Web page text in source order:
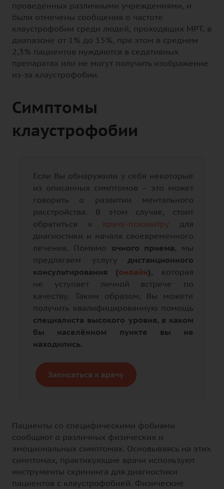
проведенных различными учреждениями, и
были отмечены сообщения о частоте
клаустрофобии среди людей, проходящих МРТ, в
диапазоне от 1% до 15%, при этом в среднем
2,3% пациентов нуждаются в седативных
препаратах или не могут получить изображение
из-за клаустрофобии.
Симптомы
клаустрофобии
Если Вы обнаружили у себя некоторые
из описанных симптомов – это может
говорить о развитии ментального
расстройства. В этом случае, стоит
обратиться к врачу-психиатру для
диагностики и начала своевременного
лечения. Помимо очного приема, мы
предлагаем услугу дистанционного
консультирования (онлайн), которая
не уступает личной встрече по
качеству. Таким образом, Вы можете
получить квалифицированную помощь
специалиста высокого уровня, в каком
бы населённом пункте вы не
находились.
Записаться к врачу
Пациенты со специфическими фобиями
сообщают о различных физических и
эмоциональных симптомах. Основываясь на этих
симптомах, практикующие врачи используют
инструменты скрининга для диагностики
пациентов с клаустрофобией. Физические